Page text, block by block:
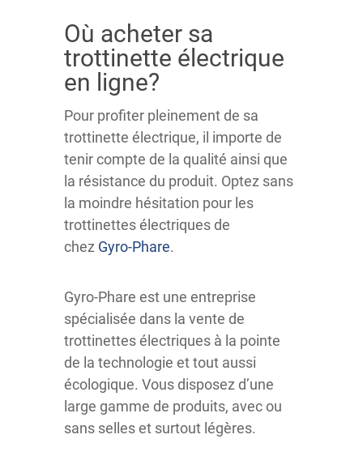
Où acheter sa
trottinette électrique
en ligne?
Pour profiter pleinement de sa
trottinette électrique, il importe de
tenir compte de la qualité ainsi que
la résistance du produit. Optez sans
la moindre hésitation pour les
trottinettes électriques de
chez Gyro-Phare.
Gyro-Phare est une entreprise
spécialisée dans la vente de
trottinettes électriques à la pointe
de la technologie et tout aussi
écologique. Vous disposez d’une
large gamme de produits, avec ou
sans selles et surtout légères.